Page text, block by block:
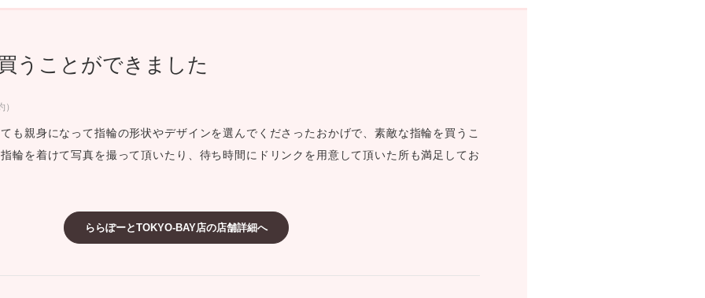
スダイヤモンド&バースストー
ーズサポート
予約について
ショップブログ
うことができました
も親身になって指輪の形状やデザインを選んでくださったおかげで、素敵な指輪を買うこ
輪を着けて写真を撮って頂いたり、待ち時間にドリンクを用意して頂いた所も満足してお
ららぽーとTOKYO-BAY店の店舗詳細へ